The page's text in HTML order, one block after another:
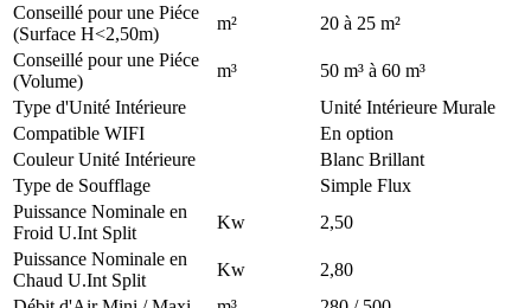
Conseillé pour une Piéce
(Surface H<2,50m)
m²
20 à 25 m²
Conseillé pour une Piéce
(Volume)
m³
50 m³ à 60 m³
Type d'Unité Intérieure
Unité Intérieure Murale
Compatible WIFI
En option
Couleur Unité Intérieure
Blanc Brillant
Type de Soufflage
Simple Flux
Puissance Nominale en
Froid U.Int Split
Kw
2,50
Puissance Nominale en
Chaud U.Int Split
Kw
2,80